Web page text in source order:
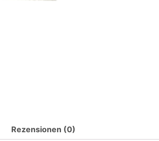
Rezensionen (0)